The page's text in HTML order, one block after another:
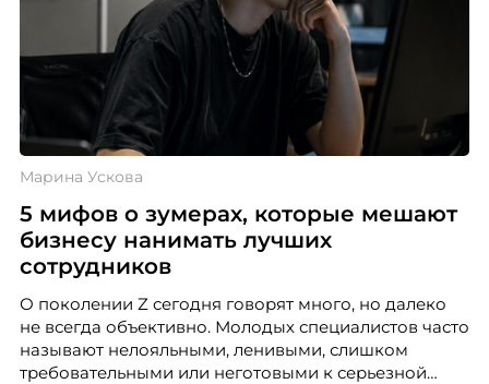
Марина Ускова
5 мифов о зумерах, которые мешают
бизнесу нанимать лучших
сотрудников
О поколении Z сегодня говорят много, но далеко
не всегда объективно. Молодых специалистов часто
называют нелояльными, ленивыми, слишком
требовательными или неготовыми к серьезной